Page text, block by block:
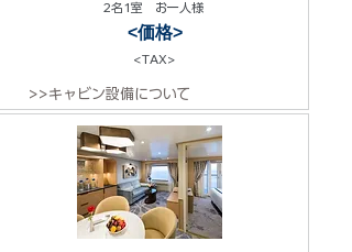
2名1室 お一人様
<価格>
<TAX>
>>キャビン設備について